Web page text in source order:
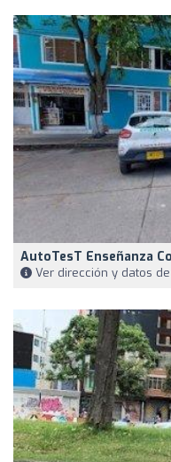
AutoTesT Enseñanza
Ver dirección y datos